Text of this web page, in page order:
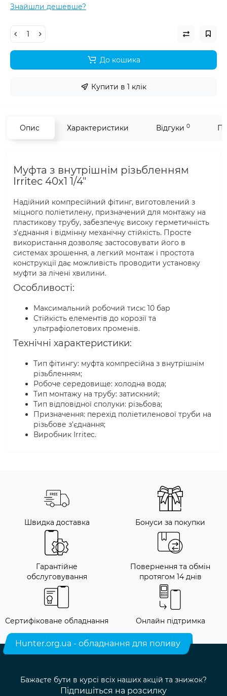
Знайшли дешевше?
До кошика
Купити в 1 клік
Опис Характеристики Відгуки 0
Муфта з внутрішнім різьбленням
Irritec 40x1 1/4"
Надійний компресійний фітинг, виготовлений з
міцного поліетилену, призначений для монтажу на
пластикову трубу, забезпечує високу герметичність
з'єднання і відмінну механічну стійкість. Просте
використання дозволяє застосовувати його в
системах зрошення, а легкий монтаж і простота
конструкції дає можливість проводити установку
муфти за лічені хвилини.
Особливості:
Максимальний робочий тиск: 10 бар
Стійкість елементів до корозії та
ультрафіолетових променів.
Технічні характеристики:
Тип фітингу: муфта компресійна з внутрішнім
різьбленням;
Робоче середовище: холодна вода;
Тип монтажу на трубу: затискний;
Тип відповідної сполуки: різьбова;
Призначення: перехід поліетиленової труби на
різьбове з'єднання;
Виробник Irritec.
Швидка доставка Бонуси за покупки
Гарантійне
обслуговування
Повернення та обмін
протягом 14 днів
Сертифіковане обладнання Онлайн підтримка
Hunter.org.ua - обладнання для поливу
Бажаєте бути в курсі всіх наших акцій та знижок?
Підпишіться на розсилку